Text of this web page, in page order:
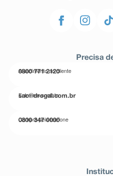
Precisa
Atendimento ao cliente
0800 771 2120
Entre em contato
sac@drogal.com.br
Compre pelo telefone
0800 347 0000